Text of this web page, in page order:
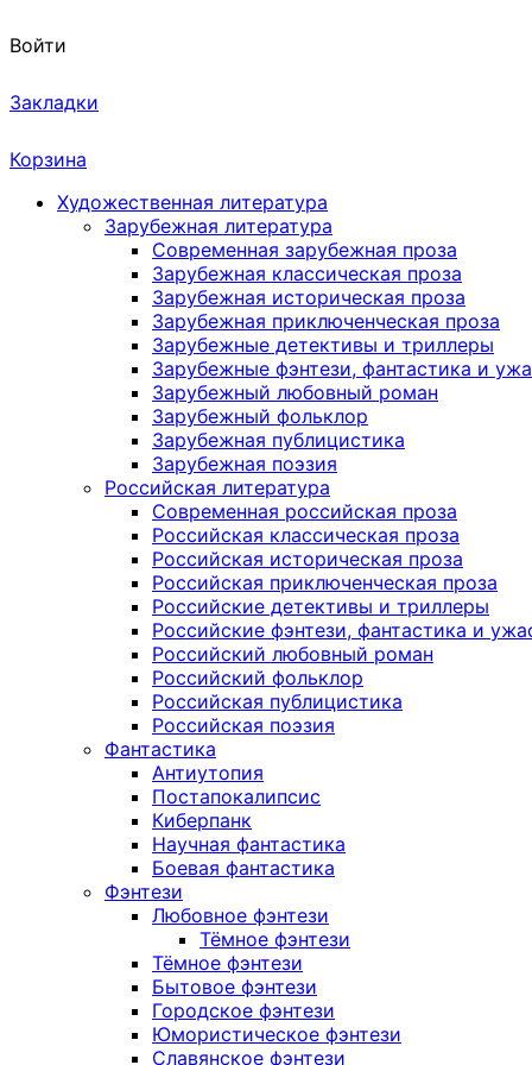
Войти
Закладки
Корзина
Художественная литература
Зарубежная литература
Современная зарубежная проза
Зарубежная классическая проза
Зарубежная историческая проза
Зарубежная приключенческая проза
Зарубежные детективы и триллеры
Зарубежные фэнтези, фантастика и
Зарубежный любовный роман
Зарубежный фольклор
Зарубежная публицистика
Зарубежная поэзия
Российская литература
Современная российская проза
Российская классическая проза
Российская историческая проза
Российская приключенческая проза
Российские детективы и триллеры
Российские фэнтези, фантастика и
Российский любовный роман
Российский фольклор
Российская публицистика
Российская поэзия
Фантастика
Антиутопия
Постапокалипсис
Киберпанк
Научная фантастика
Боевая фантастика
Фэнтези
Любовное фэнтези
Тёмное фэнтези
Тёмное фэнтези
Бытовое фэнтези
Городское фэнтези
Юмористическое фэнтези
Славянское фэнтези